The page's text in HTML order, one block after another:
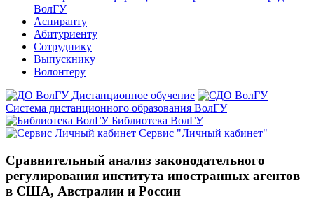
ВолГУ
Аспиранту
Абитуриенту
Сотруднику
Выпускнику
Волонтеру
Дистанционное обучение
Система дистанционного образования ВолГУ
Библиотека ВолГУ
Сервис "Личный кабинет"
Сравнительный анализ законодательного
регулирования института иностранных агентов
в США, Австралии и России